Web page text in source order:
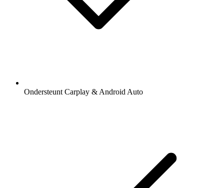
Ondersteunt Carplay & Android Auto